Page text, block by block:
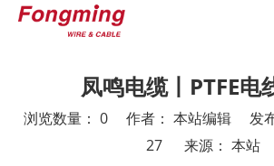
凤鸣电缆丨PTFE电
浏览数量： 0作者： 本站编辑 发布
27 来源： 本站